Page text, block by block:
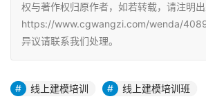
权与著作权归原作者，如若转载，请注明出
https://www.cgwangzi.com/wenda/
异议请联系我们处理。
线上建模培训 线上建模培训班